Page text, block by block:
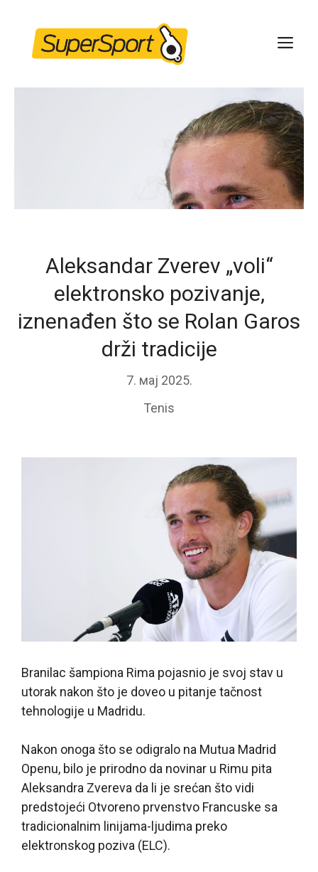
content
Aleksandar Zverev „voli“
elektronsko pozivanje,
iznenađen što se Rolan Garos
drži tradicije
7. мај 2025.
Tenis
Branilac šampiona Rima pojasnio je svoj stav u
utorak nakon što je doveo u pitanje tačnost
tehnologije u Madridu.
Nakon onoga što se odigralo na Mutua Madrid
Openu, bilo je prirodno da novinar u Rimu pita
Aleksandra Zvereva da li je srećan što vidi
predstojeći Otvoreno prvenstvo Francuske sa
tradicionalnim linijama-ljudima preko
elektronskog poziva (ELC).